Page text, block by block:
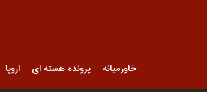
خاورمیانه پرونده هسته ای اروپا